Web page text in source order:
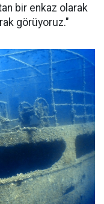
bir enkaz olarak
görüyoruz."